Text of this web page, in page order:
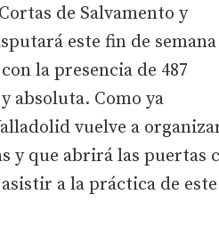
de Salvamento y
este fin de
la presencia de 487
absoluta. Como ya
vuelve a
y que abrirá las puertas
a la práctica de este